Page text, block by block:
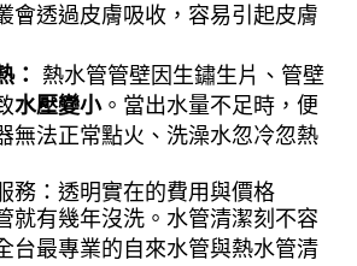
會透過皮膚吸收，容易引起皮膚
：
熱水管管壁因生鏽生片、管壁
水壓變小。當出水量不足時，便
無法正常點火、洗澡水忽冷忽熱
務：透明實在的費用與價格
就有幾年沒洗。水管清潔刻不容
台最專業的自來水管與熱水管清